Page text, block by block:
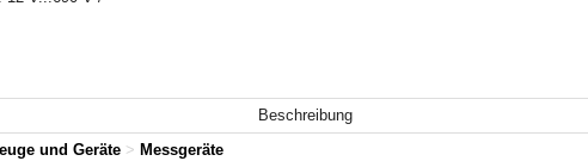
Beschreibung
und Geräte > Messgeräte